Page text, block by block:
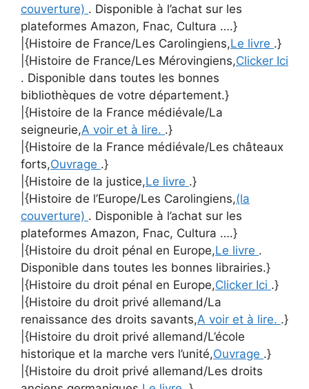
couverture) . Disponible à l’achat sur les
plateformes Amazon, Fnac, Cultura ….}
|{Histoire de France/Les Carolingiens,Le livre .}
|{Histoire de France/Les Mérovingiens,Clicker Ici
. Disponible dans toutes les bonnes
bibliothèques de votre département.}
|{Histoire de la France médiévale/La
seigneurie,A voir et à lire. .}
|{Histoire de la France médiévale/Les châteaux
forts,Ouvrage .}
|{Histoire de la justice,Le livre .}
|{Histoire de l’Europe/Les Carolingiens,(la
couverture) . Disponible à l’achat sur les
plateformes Amazon, Fnac, Cultura ….}
|{Histoire du droit pénal en Europe,Le livre .
Disponible dans toutes les bonnes librairies.}
|{Histoire du droit pénal en Europe,Clicker Ici .}
|{Histoire du droit privé allemand/La
renaissance des droits savants,A voir et à lire. .}
|{Histoire du droit privé allemand/L’école
historique et la marche vers l’unité,Ouvrage .}
|{Histoire du droit privé allemand/Les droits